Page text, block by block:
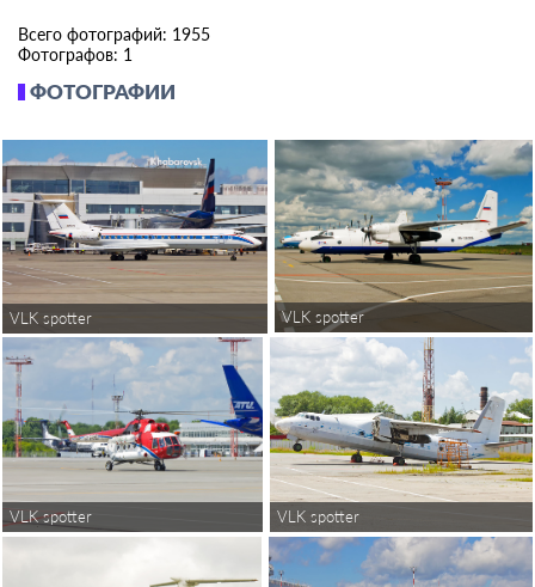
ФОТОГРАФИИ
VLK spotter VLK spotter
VLK spotter VLK spotter
Всего фотографий: 1955
Фотографов: 1